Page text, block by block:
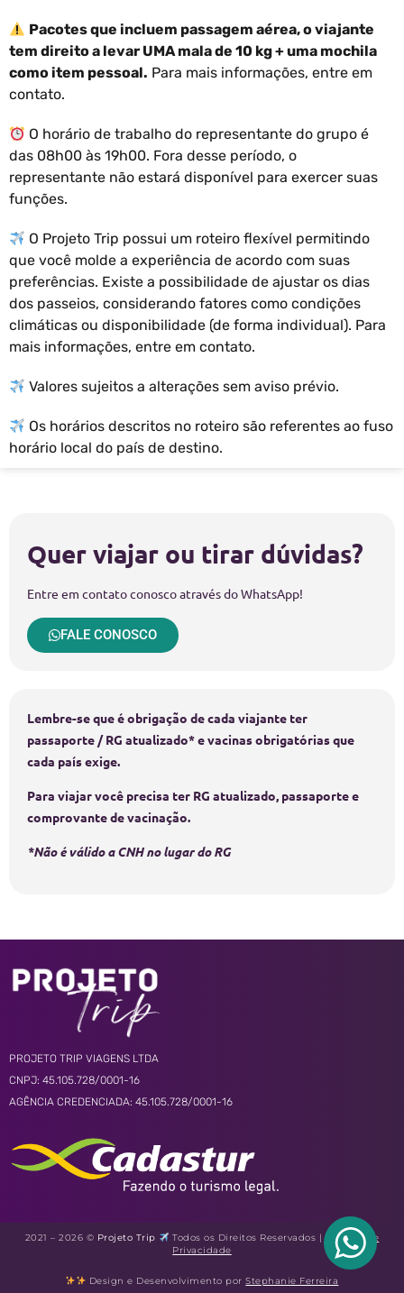
Pacotes que incluem passagem aérea, o viajante
tem direito a levar UMA mala de 10 kg + uma mochila
como item pessoal. Para mais informações, entre em
contato.
O horário de trabalho do representante do grupo é
das 08h00 às 19h00. Fora desse período, o
representante não estará disponível para exercer suas
funções.
O Projeto Trip possui um roteiro flexível permitindo
que você molde a experiência de acordo com suas
preferências. Existe a possibilidade de ajustar os dias
dos passeios, considerando fatores como condições
climáticas ou disponibilidade (de forma individual). Para
mais informações, entre em contato.
Valores sujeitos a alterações sem aviso prévio.
Os horários descritos no roteiro são referentes ao fuso
horário local do país de destino.
Quer viajar ou tirar dúvidas?
Entre em contato conosco através do WhatsApp!
FALE CONOSCO
Lembre-se que é obrigação de cada viajante ter
passaporte / RG atualizado* e vacinas obrigatórias que
cada país exige.
Para viajar você precisa ter RG atualizado, passaporte e
comprovante de vacinação.
*Não é válido a CNH no lugar do RG
PROJETO TRIP VIAGENS LTDA
CNPJ: 45.105.728/0001-16
AGÊNCIA CREDENCIADA: 45.105.728/0001-16
2021 – 2026 © Projeto Trip Todos os Direitos Reservados |Política de
Privacidade
Design e Desenvolvimento porStephanie Ferreira